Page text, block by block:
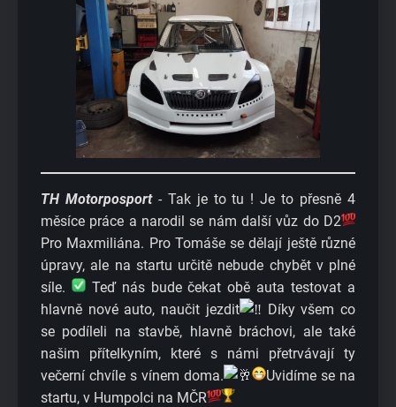
TH Motorposport- Tak je to tu ! Je to přesně 4
měsíce práce a narodil se nám další vůz do D2
Pro Maxmiliána. Pro Tomáše se dělají ještě různé
úpravy, ale na startu určitě nebude chybět v plné
síle.
Teď nás bude čekat obě auta testovat a
hlavně nové auto, naučit jezdit
Díky všem co
se podíleli na stavbě, hlavně bráchovi, ale také
našim přítelkyním, které s námi přetrvávají ty
večerní chvíle s vínem doma.
Uvidíme se na
startu, v Humpolci na MČR